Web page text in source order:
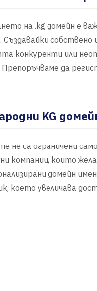
на .kg домейн е
Създавайки
конкуренти или
да
KG
не са ограничени
компании, които
домейн
което увеличава